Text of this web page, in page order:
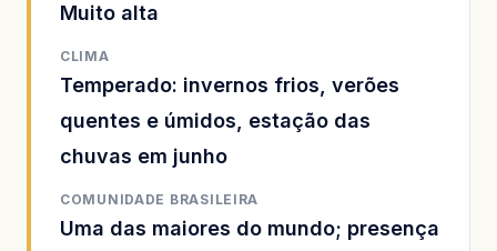
Muito alta
CLIMA
Temperado: invernos frios, verões
quentes e úmidos, estação das
chuvas em junho
COMUNIDADE BRASILEIRA
Uma das maiores do mundo; presença